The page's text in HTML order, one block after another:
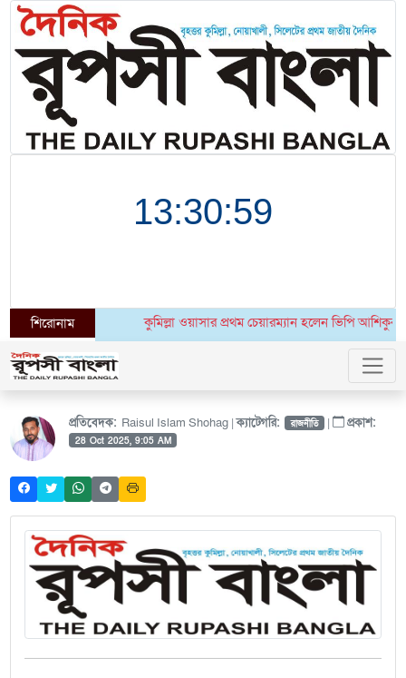
শিরোনাম কুমিল্লা ওয়াসার প্রথম চেয়ারম্যান হলেন ভিপি আশিকুর
প্রতিবেদক: Raisul Islam Shohag |ক্যাটেগরি: রাজনীতি | প্রকাশ:
28 Oct 2025, 9:05 AM